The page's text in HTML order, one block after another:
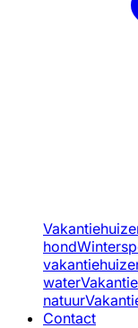
hond
water
natuur
Contact